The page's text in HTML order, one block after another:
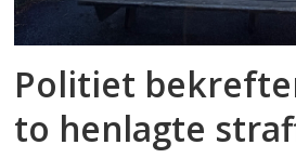
Politiet
to henlagte